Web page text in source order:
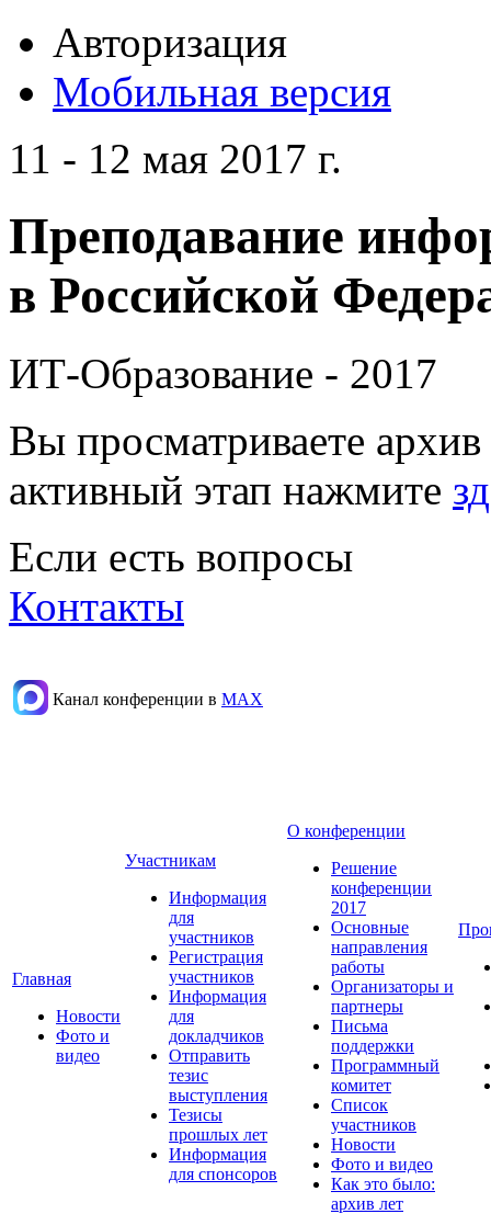
Авторизация
Мобильная версия
11 - 12 мая 2017 г.
Преподавание
в Российской
ИТ-Образование - 2017
Вы просматриваете
активный этап нажмите
Если есть вопросы
Контакты
Канал конференции в МАХ
Главная
Новости
Фото и
видео
Участникам
Информация
для
участников
Регистрация
участников
Информация
для
докладчиков
Отправить
тезис
выступления
Тезисы
прошлых лет
Информация
для спонсоров
О конференции
Решение
конференции
2017
Основные
направления
работы
Организаторы и
партнеры
Письма
поддержки
Программный
комитет
Список
участников
Новости
Фото и видео
Как это было:
архив лет